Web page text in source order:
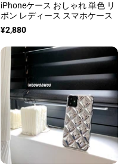
iPhoneケース おしゃれ 単色 リ
ボン レディース スマホケース
¥2,880